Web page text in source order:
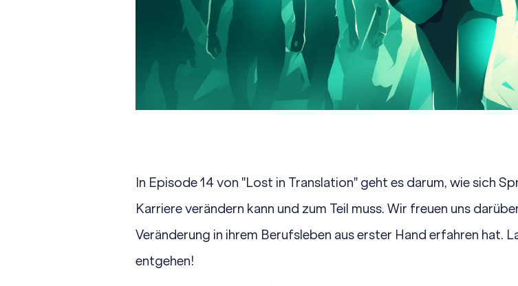
In Episode 14 von "Lost in Translation" geht es darum, wie sich
Karriere verändern kann und zum Teil muss. Wir freuen uns
Veränderung in ihrem Berufsleben aus erster Hand erfahren hat.
entgehen!